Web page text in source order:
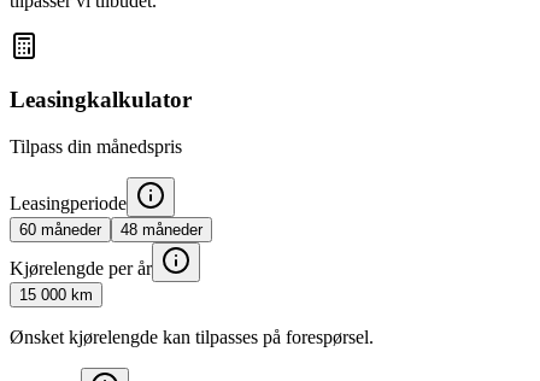
Leasingkalkulator
Tilpass din månedspris
Leasingperiode
60 måneder 48 måneder
Kjørelengde per år
15 000 km
Ønsket kjørelengde kan tilpasses på forespørsel.